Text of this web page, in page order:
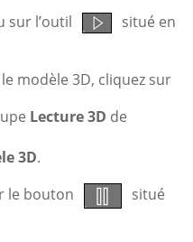
sur l’outil
situé en
modèle 3D, cliquez sur
Lecture 3D de
3D.
le bouton
situé